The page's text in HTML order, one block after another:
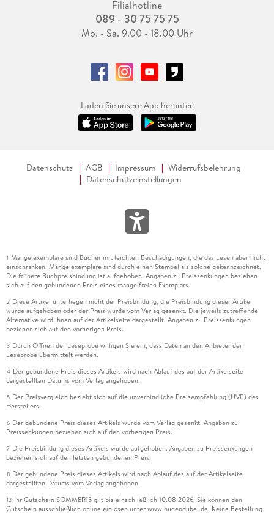
Filialhotline
089 - 30 75 75 75
Mo. - Sa. 9.00 - 18.00 Uhr
Laden Sie unsere App herunter.
Datenschutz AGB Impressum
Widerrufsbelehrung
Datenschutzeinstellungen
1 Mängelexemplare sind Bücher mit leichten Beschädigungen, die das Lesen aber nicht
einschränken. Mängelexemplare sind durch einen Stempel als solche gekennzeichnet.
Die frühere Buchpreisbindung ist aufgehoben. Angaben zu Preissenkungen beziehen
sich auf den gebundenen Preis eines mangelfreien Exemplars.
2 Diese Artikel unterliegen nicht der Preisbindung, die Preisbindung dieser Artikel
wurde aufgehoben oder der Preis wurde vom Verlag gesenkt. Die jeweils zutreffende
Alternative wird Ihnen auf der Artikelseite dargestellt. Angaben zu Preissenkungen
beziehen sich auf den vorherigen Preis.
3 Durch Öffnen der Leseprobe willigen Sie ein, dass Daten an den Anbieter der
Leseprobe übermittelt werden.
4 Der gebundene Preis dieses Artikels wird nach Ablauf des auf der Artikelseite
dargestellten Datums vom Verlag angehoben.
5 Der Preisvergleich bezieht sich auf die unverbindliche Preisempfehlung (UVP) des
Herstellers.
6 Der gebundene Preis dieses Artikels wurde vom Verlag gesenkt. Angaben zu
Preissenkungen beziehen sich auf den vorherigen Preis.
7 Die Preisbindung dieses Artikels wurde aufgehoben. Angaben zu Preissenkungen
beziehen sich auf den letzten gebundenen Preis.
8 Der gebundene Preis dieses Artikels wird nach Ablauf des auf der Artikelseite
dargestellten Datums vom Verlag angehoben.
12 Ihr Gutschein SOMMER13 gilt bis einschließlich 10.08.2026. Sie können den
Gutschein ausschließlich online einlösen unter www.hugendubel.de. Keine Bestellung